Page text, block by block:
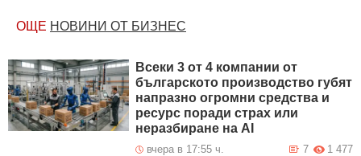
ОЩЕ НОВИНИ ОТ БИЗНЕС
Всеки 3 от 4 компании от
българското производство губят
напразно огромни средства и
ресурс поради страх или
неразбиране на AI
вчера в 17:55 ч. 1 477
7